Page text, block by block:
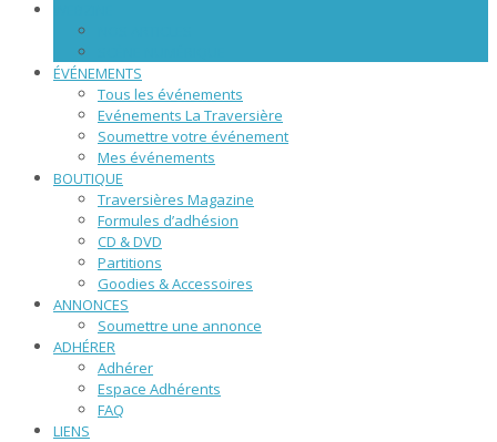
ÉVÉNEMENTS
Tous les événements
Evénements La Traversière
Soumettre votre événement
Mes événements
BOUTIQUE
Traversières Magazine
Formules d’adhésion
CD & DVD
Partitions
Goodies & Accessoires
ANNONCES
Soumettre une annonce
ADHÉRER
Adhérer
Espace Adhérents
FAQ
LIENS